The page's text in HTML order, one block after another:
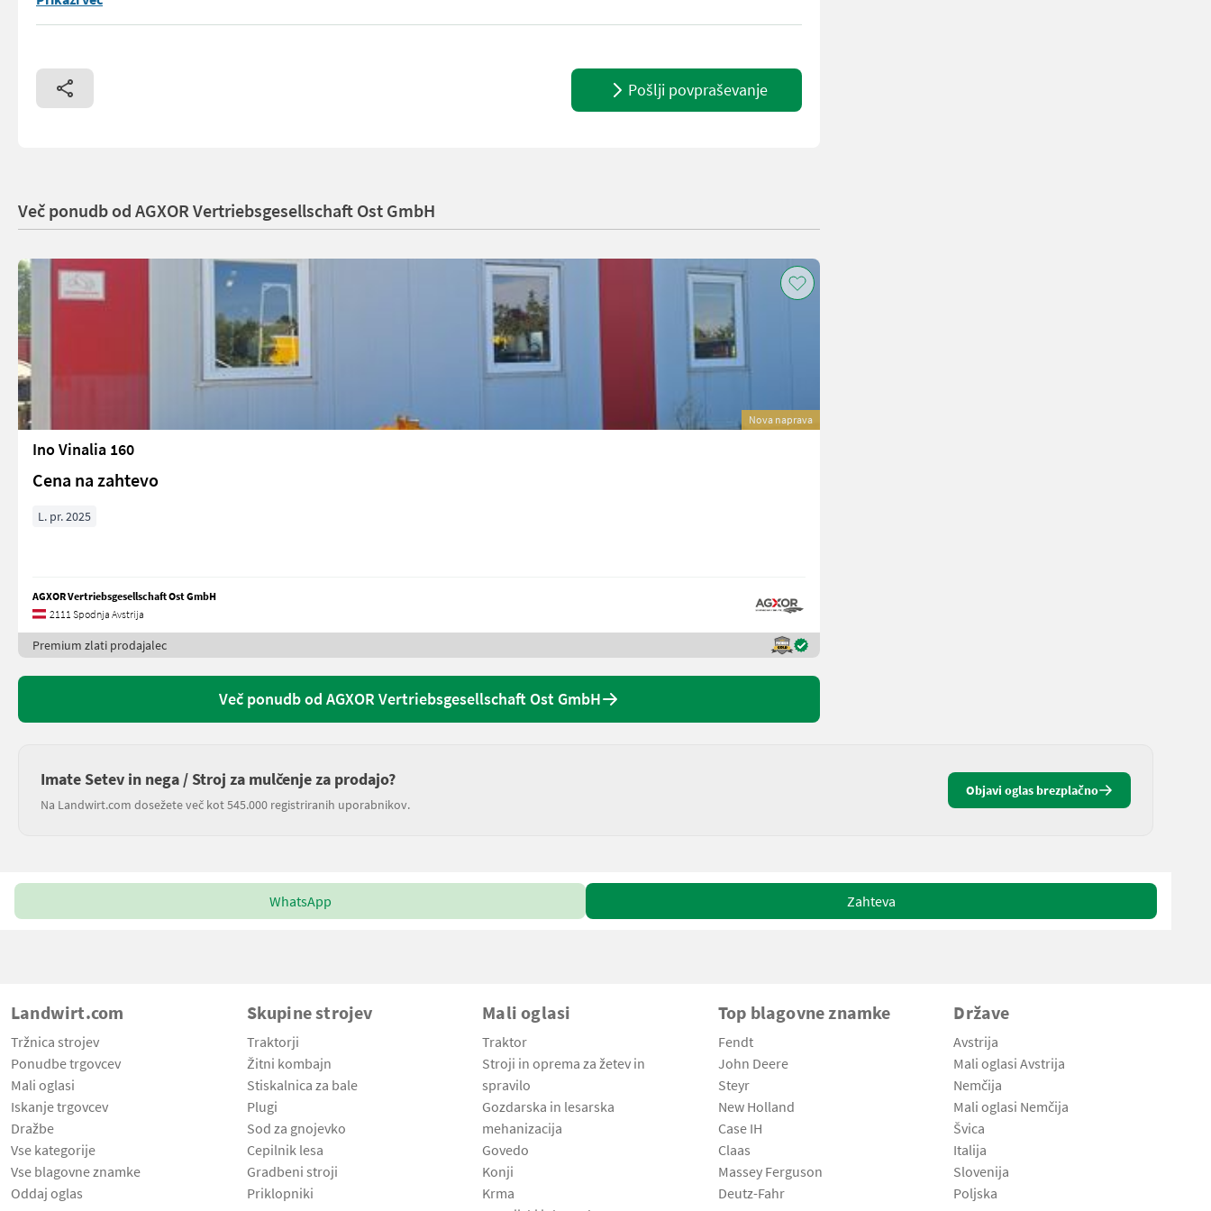
Pošlji povpraševanje
Več ponudb od AGXOR Vertriebsgesellschaft Ost GmbH
Nova naprava
Ino Vinalia 160
Cena na zahtevo
L. pr. 2025
AGXOR Vertriebsgesellschaft Ost GmbH
2111 Spodnja Avstrija
Premium zlati prodajalec
Več ponudb od AGXOR Vertriebsgesellschaft Ost GmbH
Imate Setev in nega / Stroj za mulčenje za prodajo?
Na Landwirt.com dosežete več kot 545.000 registriranih uporabnikov.
Objavi oglas brezplačno
WhatsApp Zahteva
Landwirt.com
Tržnica strojev
Ponudbe trgovcev
Mali oglasi
Iskanje trgovcev
Dražbe
Vse kategorije
Vse blagovne znamke
Oddaj oglas
Skupine strojev
Traktorji
Žitni kombajn
Stiskalnica za bale
Plugi
Sod za gnojevko
Cepilnik lesa
Gradbeni stroji
Priklopniki
Mali oglasi
Traktor
Stroji in oprema za žetev in
spravilo
Gozdarska in lesarska
mehanizacija
Govedo
Konji
Krma
Top blagovne znamke
Fendt
John Deere
Steyr
New Holland
Case IH
Claas
Massey Ferguson
Deutz-Fahr
Države
Avstrija
Mali oglasi Avstrija
Nemčija
Mali oglasi Nemčija
Švica
Italija
Slovenija
Poljska